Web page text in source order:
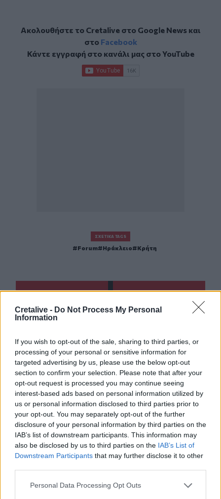
Cretalive - Do Not Process My Personal
Information
If you wish to opt-out of the sale, sharing to third parties, or
processing of your personal or sensitive information for
targeted advertising by us, please use the below opt-out
section to confirm your selection. Please note that after your
opt-out request is processed you may continue seeing
interest-based ads based on personal information utilized by
us or personal information disclosed to third parties prior to
your opt-out. You may separately opt-out of the further
disclosure of your personal information by third parties on the
IAB’s list of downstream participants. This information may
also be disclosed by us to third parties on the IAB’s List of
Downstream Participants that may further disclose it to other
Personal Data Processing Opt Outs
Ακολουθήστε το Cretalive στο Google Newsκαι
στο Facebook
Κάντε εγγραφή στο κανάλι μας στοYouTube
ΣΧΕΤΙΚΆ TAGS
Forum Ηράκλειο Κρήτη
Γίνε ο ρεπόρτερ του CRETALIVE
Ροή ειδήσεων Δημοφιλή
16:06
Έβρος: Πυρκαγιά στη Γιαννούλη Σουφλίου -
Κινητοποιήθηκαν εναέρια μέσα
15:57
Ζελένσκι: Περισσότεροι από 50.000 Βορειοκορεάτες